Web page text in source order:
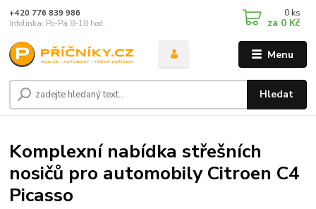
Menu
Hledat
+420 776 839 986
Infolinka: Po-Pá 8-18 hod.
0 ks
za 0 Kč
Komplexní nabídka střešních
nosičů pro automobily Citroen C4
Picasso